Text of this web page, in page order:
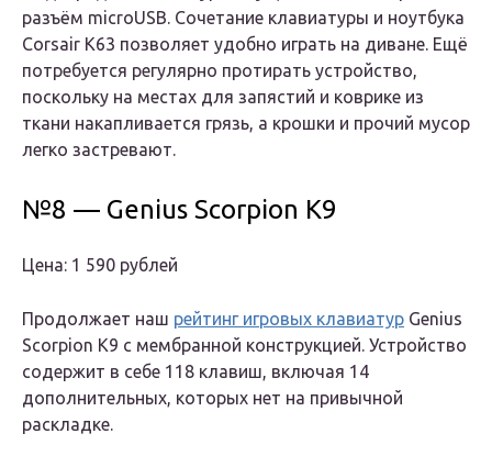
разъём microUSB. Сочетание клавиатуры и ноутбука
Corsair K63 позволяет удобно играть на диване. Ещё
потребуется регулярно протирать устройство,
поскольку на местах для запястий и коврике из
ткани накапливается грязь, а крошки и прочий мусор
легко застревают.
№8 — Genius Scorpion K9
Цена: 1 590 рублей
Продолжает наш рейтинг игровых клавиатур Genius
Scorpion K9 с мембранной конструкцией. Устройство
содержит в себе 118 клавиш, включая 14
дополнительных, которых нет на привычной
раскладке.